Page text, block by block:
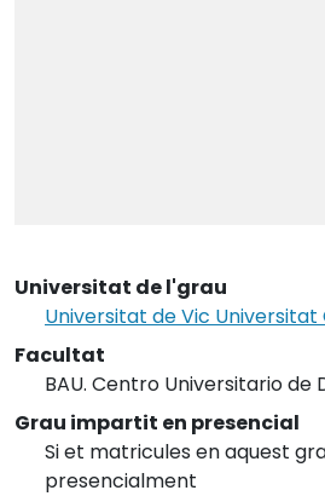
Universitat de l'grau
Universitat de Vic
Facultat
BAU. Centro Universitario de
Grau impartit en presencial
Si et matricules en aquest
presencialment